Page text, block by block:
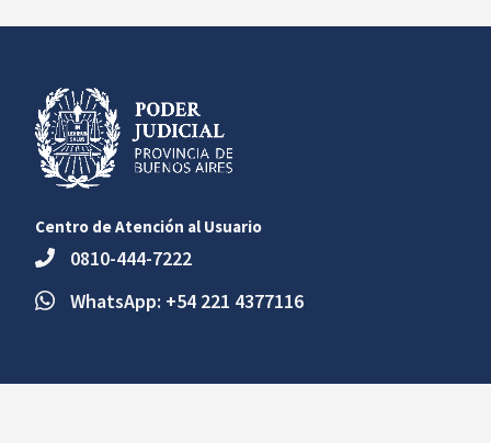
Centro de Atención al Usuario
0810-444-7222
WhatsApp: +54 221 4377116